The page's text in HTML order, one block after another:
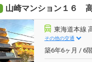
山崎マンション１６ 高
東海道本線
その他の交通
築6年6ヶ月 / 6